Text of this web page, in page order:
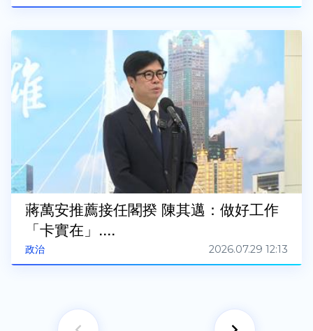
政治
蔣萬安推薦接任閣揆 陳其邁：做好工作
「卡實在」....
2026.07.29 12:13